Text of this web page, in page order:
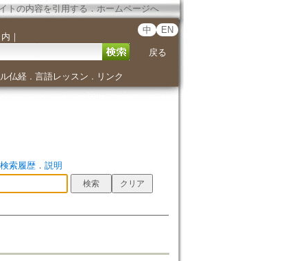
トの内容を引用する ． ホームページへ
｜
中 EN
戻る
仏経． 言語レッスン ． リンク
検索履歴． 説明